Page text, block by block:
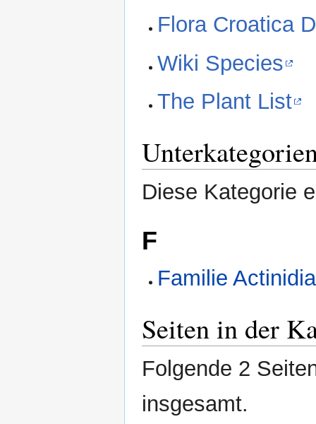
Flora Croatica
Wiki Species
The Plant List
Diese Kategorie
F
Familie
Seiten in der
Folgende 2
insgesamt.